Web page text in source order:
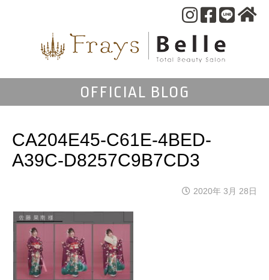
OFFICIAL BLOG
CA204E45-C61E-4BED-
A39C-D8257C9B7CD3
2020年 3月 28日